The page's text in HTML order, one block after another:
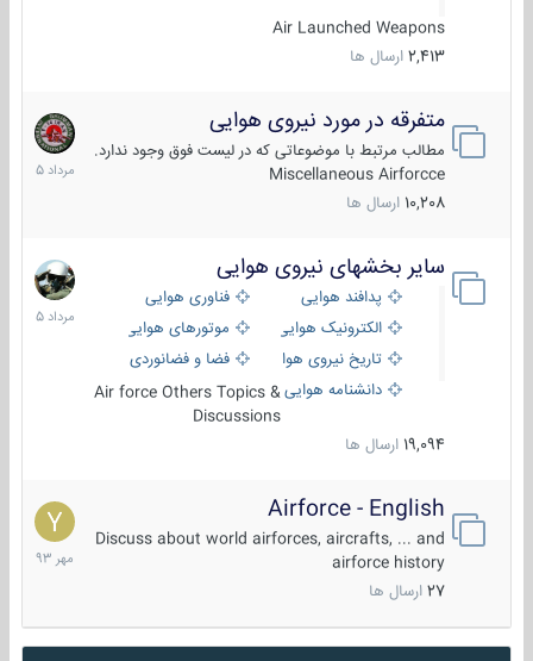
Air Launched Weapons
2,413 ارسال ها
متفرقه در مورد نیروی هوایی
مطالب مرتبط با موضوعاتی که در لیست فوق وجود ندارد.
Miscellaneous Airforcce
10,208 ارسال ها
7
مرداد
1405
سایر بخشهای نیروی هوایی
پدافند هوایی
فناوری هوایی
الکترونیک هوایی
موتورهای هوایی
تاریخ نیروی هوایی
فضا و فضانوردی
دانشنامه هواییAir force Others Topics &
Discussions
19,094 ارسال ها
2
مرداد
1405
Airforce - English
Discuss about world airforces, aircrafts, ... and
airforce history
27 ارسال ها
15
مهر
1393